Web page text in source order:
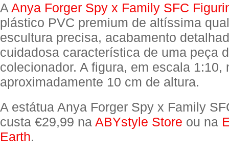
A Anya Forger Spy x Family SFC
plástico PVC premium de altíssima
escultura precisa, acabamento
cuidadosa característica de uma peça
colecionador. A figura, em escala 1:10,
aproximadamente 10 cm de altura.
A estátua Anya Forger Spy x Family
custa €29,99 na ABYstyle Store ou na
Earth.